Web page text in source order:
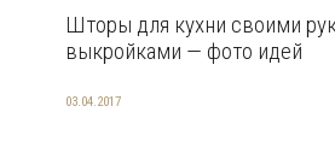
Шторы для кухни своими
выкройками — фото идей
03.04.2017